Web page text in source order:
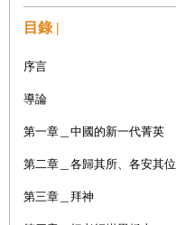
目錄 |
序言
導論
第一章＿中國的新一代菁英
第二章＿各歸其所、各安其位
第三章＿拜神